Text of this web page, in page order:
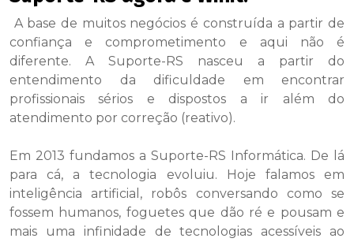
A base de muitos negócios é construída a partir de
confiança e comprometimento e aqui não é
diferente. A Suporte-RS nasceu a partir do
entendimento da dificuldade em encontrar
profissionais sérios e dispostos a ir além do
atendimento por correção (reativo).
Em 2013 fundamos a Suporte-RS Informática. De lá
para cá, a tecnologia evoluiu. Hoje falamos em
inteligência artificial, robôs conversando como se
fossem humanos, foguetes que dão ré e pousam e
mais uma infinidade de tecnologias acessíveis ao